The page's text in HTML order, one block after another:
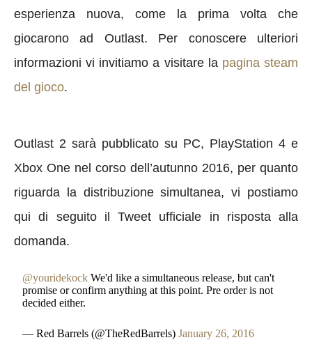
esperienza nuova, come la prima volta che
giocarono ad Outlast. Per conoscere ulteriori
informazioni vi invitiamo a visitare la pagina steam
del gioco.
Outlast 2 sarà pubblicato su PC, PlayStation 4 e
Xbox One nel corso dell’autunno 2016, per quanto
riguarda la distribuzione simultanea, vi postiamo
qui di seguito il Tweet ufficiale in risposta alla
domanda.
@youridekock We'd like a simultaneous release, but can't
promise or confirm anything at this point. Pre order is not
decided either.
— Red Barrels (@TheRedBarrels)January 26, 2016